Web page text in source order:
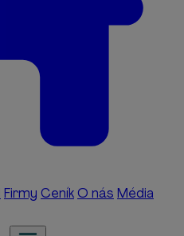
Firmy Ceník O nás Média